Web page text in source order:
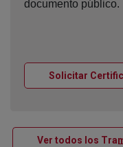
documento público.
Solicitar
Ver todos los